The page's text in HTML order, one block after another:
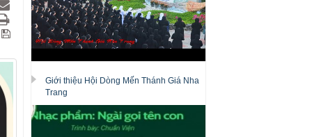
Giới thiệu Hội Dòng Mến Thánh Giá Nha
Trang